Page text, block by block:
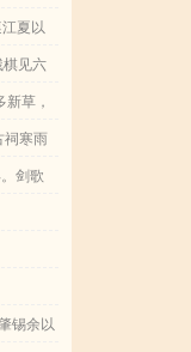
，然
为，
旷
，贼
“吾去
用
抑用
。
夏以
而太息
。凌
今逍遥
平乐
相
约
。憎
兮，狐
棋见六
草，
祠寒雨
剑歌
远，
锡余以